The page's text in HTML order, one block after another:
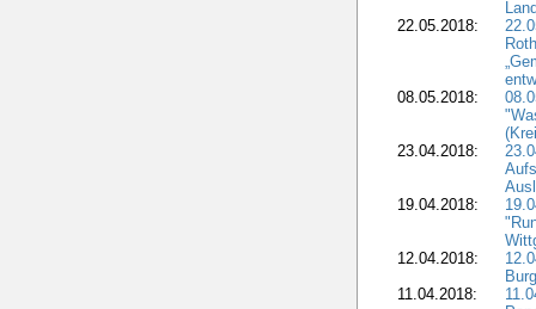
22.05.2018:
08.05.2018:
23.04.2018:
19.04.2018:
12.04.2018:
11.04.2018: